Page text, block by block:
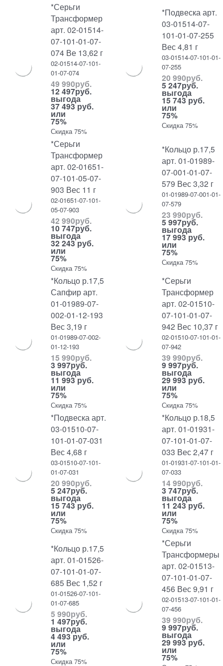
*Серьги
Трансформер
арт. 02-01514-
07-101-01-07-
074 Ве 13,62 г
02-01514-07-101-
01-07-074
49 990руб.
12 497руб.
выгода
37 493 руб.
или
75%
Скидка 75%
*Подвеска арт.
03-01514-07-
101-01-07-255
Вес 4,81 г
03-01514-07-101-01-
07-255
20 990руб.
5 247руб.
выгода
15 743 руб.
или
75%
Скидка 75%
*Серьги
Трансформер
арт. 02-01651-
07-101-05-07-
903 Вес 11 г
02-01651-07-101-
05-07-903
42 990руб.
10 747руб.
выгода
32 243 руб.
или
75%
Скидка 75%
*Кольцо р.17,5
арт. 01-01989-
07-001-01-07-
579 Вес 3,32 г
01-01989-07-001-01-
07-579
23 990руб.
5 997руб.
выгода
17 993 руб.
или
75%
Скидка 75%
*Кольцо р.17,5
Сапфир арт.
01-01989-07-
002-01-12-193
Вес 3,19 г
01-01989-07-002-
01-12-193
15 990руб.
3 997руб.
выгода
11 993 руб.
или
75%
Скидка 75%
*Серьги
Трансформер
арт. 02-01510-
07-101-01-07-
942 Вес 10,37 г
02-01510-07-101-01-
07-942
39 990руб.
9 997руб.
выгода
29 993 руб.
или
75%
Скидка 75%
*Подвеска арт.
03-01510-07-
101-01-07-031
Вес 4,68 г
03-01510-07-101-
01-07-031
20 990руб.
5 247руб.
выгода
15 743 руб.
или
75%
Скидка 75%
*Кольцо р.18,5
арт. 01-01931-
07-101-01-07-
033 Вес 2,47 г
01-01931-07-101-01-
07-033
14 990руб.
3 747руб.
выгода
11 243 руб.
или
75%
Скидка 75%
*Кольцо р.17,5
арт. 01-01526-
07-101-01-07-
685 Вес 1,52 г
01-01526-07-101-
01-07-685
5 990руб.
1 497руб.
выгода
4 493 руб.
или
75%
Скидка 75%
*Серьги
Трансформеры
арт. 02-01513-
07-101-01-07-
456 Вес 9,91 г
02-01513-07-101-01-
07-456
39 990руб.
9 997руб.
выгода
29 993 руб.
или
75%